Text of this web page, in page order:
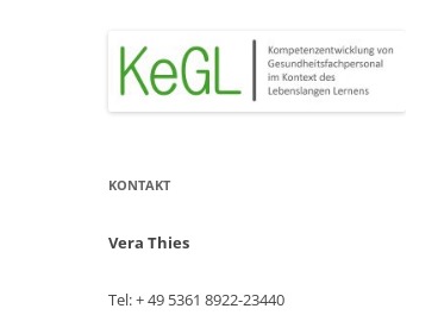
KONTAKT
Vera Thies
Tel: + 49 5361 8922-23440